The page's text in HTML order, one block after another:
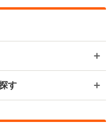
す